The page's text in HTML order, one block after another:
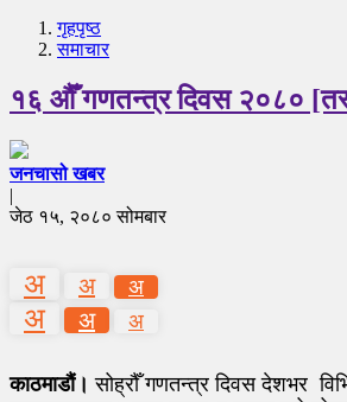
गृहपृष्‍ठ
समाचार
१६ औँ गणतन्त्र दिवस २०८०
जनचासो खबर
|
जेठ १५, २०८० सोमबार
अ अ अ
अ अ अ
काठमाडौं। सोह्रौँ गणतन्त्र दिवस देशभर